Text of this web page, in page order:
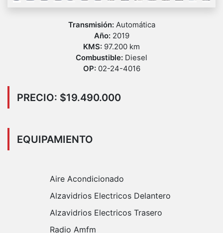
Transmisión: Automática
Año: 2019
KMS: 97.200 km
Combustible: Diesel
OP: 02-24-4016
PRECIO: $19.490.000
EQUIPAMIENTO
Aire Acondicionado
Alzavidrios Electricos Delantero
Alzavidrios Electricos Trasero
Radio Amfm